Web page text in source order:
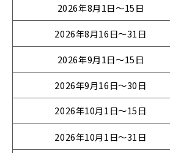
2026年8月1日～15日
2026年8月16日～31日
2026年9月1日～15日
2026年9月16日～30日
2026年10月1日～15日
2026年10月1日～31日